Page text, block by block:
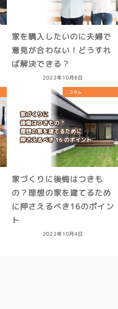
家を購入したいのに夫婦で
意見が合わない！どうすれ
ば解決できる？
2022年10月6日
コラム
家づくりに後悔はつきも
の？理想の家を建てるため
に押さえるべき16のポイン
ト
2022年10月4日